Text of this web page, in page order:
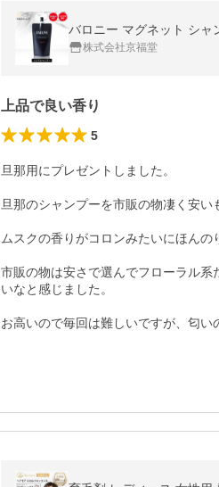
バロニー マグネット シ
株式会社京福堂
上品で良い香り
5
旦那用にプレゼントしました。
旦那のシャンプーを市販の物凄く安
ムスクの香りがコロンみたいにほんの
市販の物は安さで選んでフローラル
いなと感じました。
お高いので毎回は難しいですが、匂い